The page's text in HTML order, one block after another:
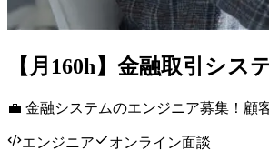
【月160h】金融取引シ
💼 金融システムのエンジニア募集！顧
エンジニア オンライン面談